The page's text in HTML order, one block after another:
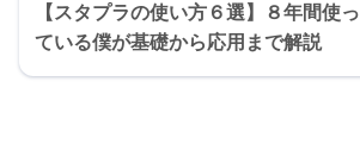
【スタプラの使い方６選】８年間使っ
ている僕が基礎から応用まで解説